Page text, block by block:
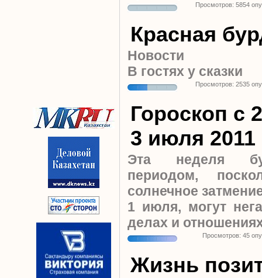
Просмотров: 5854
Красная
Новости
В гостях у сказки
Просмотров: 2535
Гороскоп с
3 июля 2011
Эта неделя
периодом,
солнечное
1 июля, могут
делах и
Просмотров: 45
Жизнь